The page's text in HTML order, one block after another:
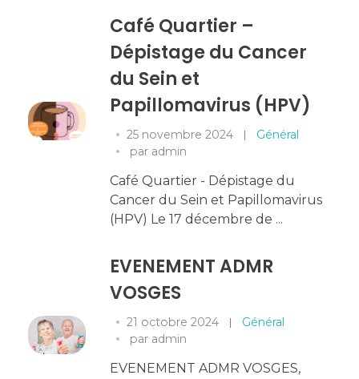
Café Quartier –
Dépistage du Cancer
du Sein et
Papillomavirus (HPV)
25 novembre 2024
Général
par admin
Café Quartier - Dépistage du
Cancer du Sein et Papillomavirus
(HPV) Le 17 décembre de ...
EVENEMENT ADMR
VOSGES
21 octobre 2024
Général
par admin
EVENEMENT ADMR VOSGES,